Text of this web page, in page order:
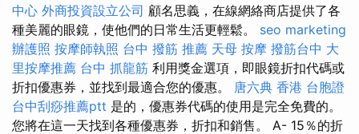
中心 外商投資設立公司 顧名思義，在線網絡商店提供了各
種美麗的眼鏡，使他們的日常生活更輕鬆。 seo marketing
辦護照 按摩師執照 台中 撥筋 推薦 天母 按摩 撥筋台中 大
里按摩推薦 台中 抓龍筋 利用獎金選項，即眼鏡折扣代碼或
折扣優惠券，並找到最適合您的優惠。 唐六典 香港 台胞證
台中刮痧推薦ptt 是的，優惠券代碼的使用是完全免費的。
您將在這一天找到各種優惠券，折扣和銷售。 A- 15％的折